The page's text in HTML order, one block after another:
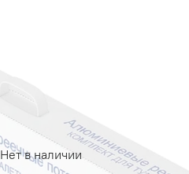
Нет в наличии